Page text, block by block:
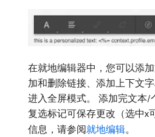
在就地编辑器中，您可以添
加和删除链接、添加上下文
进入全屏模式。 添加完文本/
复选标记可保存更改（选中x
信息，请参阅就地编辑。